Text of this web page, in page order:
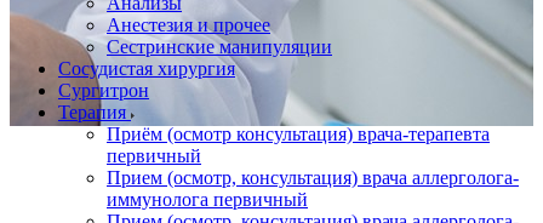
Анестезия и прочее
Сестринские манипуляции
Сосудистая хирургия
Сургитрон
Терапия
Приём (осмотр консультация) врача-терапевта
первичный
Прием (осмотр, консультация) врача аллерголога-
иммунолога первичный